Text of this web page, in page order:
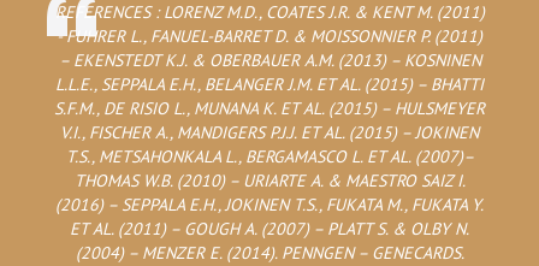
REFERENCES : LORENZ M.D., COATES J.R. & KENT M. (2011)
- FUHRER L., FANUEL-BARRET D. & MOISSONNIER P. (2011)
– EKENSTEDT K.J. & OBERBAUER A.M. (2013) – KOSNINEN
L.L.E., SEPPALA E.H., BELANGER J.M. ET AL. (2015) – BHATTI
S.F.M., DE RISIO L., MUNANA K. ET AL. (2015) – HULSMEYER
V.I., FISCHER A., MANDIGERS P.J.J. ET AL. (2015) – JOKINEN
T.S., METSAHONKALA L., BERGAMASCO L. ET AL. (2007)–
THOMAS W.B. (2010) – URIARTE A. & MAESTRO SAIZ I.
(2016) – SEPPALA E.H., JOKINEN T.S., FUKATA M., FUKATA Y.
ET AL. (2011) – GOUGH A. (2007) – PLATT S. & OLBY N.
(2004) – MENZER E. (2014). PENNGEN – GENECARDS.